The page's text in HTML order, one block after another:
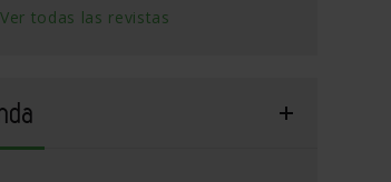
Ver todas las revistas